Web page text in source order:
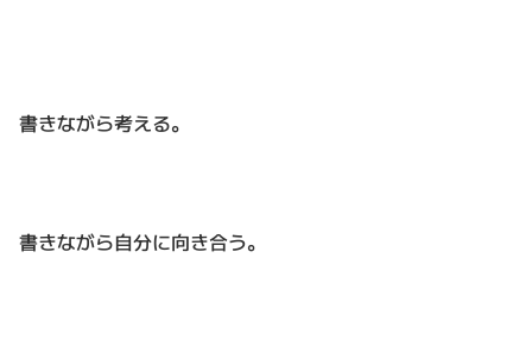
書きながら考える。
書きながら自分に向き合う。